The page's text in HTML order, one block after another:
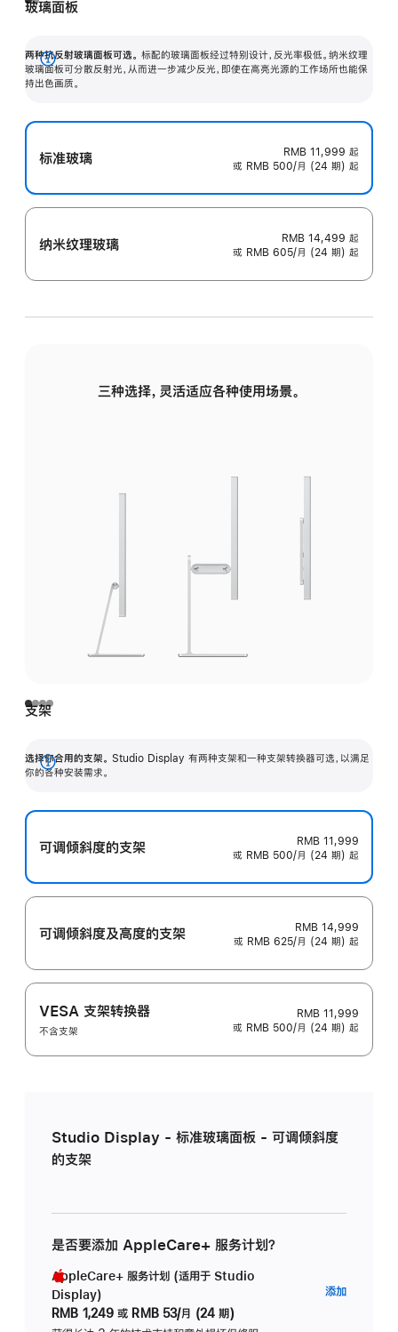
玻璃面板
两种抗反射玻璃面板可选。 标配的玻璃面板经过特别设计，反光率极低。纳米纹理
玻璃面板可分散反射光，从而进一步减少反光，即使在高亮光源的工作场所也能保
持出色画质。
展
开
标准玻璃 RMB 11,999 起
或 RMB 500/月 (24 期) 起
纳米纹理玻璃 RMB 14,499 起
或 RMB 605/月 (24 期) 起
三种选择，灵活适应各种使用场景。
支架
选择你合用的支架。 Studio Display 有两种支架和一种支架转换器可选，以满足
你的各种安装需求。
展
可调倾斜度的支架
RMB 11,999
或 RMB 500/月 (24 期) 起
可调倾斜度及高‍度的支‍架
RMB 14,999
或 RMB 625/月 (24 期) 起
VESA 支架转换器
不含支架
RMB 11,999
或 RMB 500/月 (24 期) 起
Studio Display - 标准玻璃面板 - 可调倾斜度
的支架
是否要添加 AppleCare+ 服务计划？
AppleCare+ 服务计划 (适用于 Studio
Display)
RMB 1,249 或 RMB 53/月 (24 期)
添加